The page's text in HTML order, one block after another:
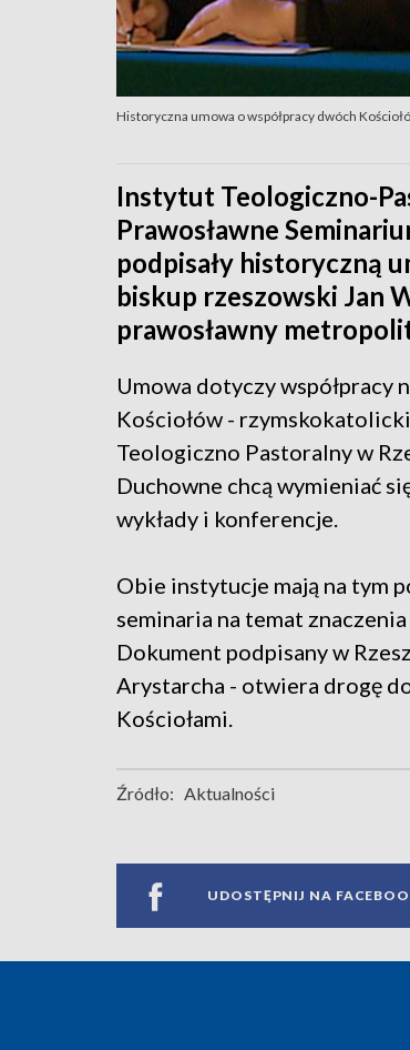
Historyczna umowa o współpracy dwóch
Instytut Teologiczno-
Prawosławne
podpisały historyczną
biskup rzeszowski Jan
prawosławny
Umowa dotyczy współpracy
Kościołów -
Teologiczno Pastoralny w
Duchowne chcą wymieniać
wykłady i konferencje.
Obie instytucje mają na tym
seminaria na temat
Dokument podpisany w
Arystarcha - otwiera drogę
Kościołami.
Źródło: Aktualności
UDOSTĘPNIJ NA